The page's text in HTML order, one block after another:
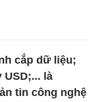
cắp dữ liệu;
USD;... là
tin công nghệ